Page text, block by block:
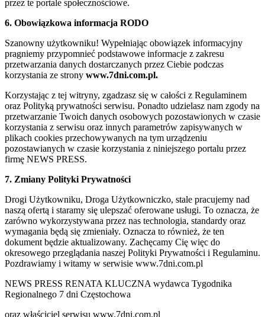
przez te portale społecznościowe.
6. Obowiązkowa informacja RODO
Szanowny użytkowniku! Wypełniając obowiązek informacyjny
pragniemy przypomnieć podstawowe informacje z zakresu
przetwarzania danych dostarczanych przez Ciebie podczas
korzystania ze strony www.7dni.com.pl.
Korzystając z tej witryny, zgadzasz się w całości z Regulaminem
oraz Polityką prywatności serwisu. Ponadto udzielasz nam zgody na
przetwarzanie Twoich danych osobowych pozostawionych w czasie
korzystania z serwisu oraz innych parametrów zapisywanych w
plikach cookies przechowywanych na tym urządzeniu
pozostawianych w czasie korzystania z niniejszego portalu przez
firmę NEWS PRESS.
7. Zmiany Polityki Prywatności
Drogi Użytkowniku, Droga Użytkowniczko, stale pracujemy nad
naszą ofertą i staramy się ulepszać oferowane usługi. To oznacza, że
zarówno wykorzystywana przez nas technologia, standardy oraz
wymagania będą się zmieniały. Oznacza to również, że ten
dokument będzie aktualizowany. Zachęcamy Cię więc do
okresowego przeglądania naszej Polityki Prywatności i Regulaminu.
Pozdrawiamy i witamy w serwisie www.7dni.com.pl
NEWS PRESS RENATA KLUCZNA wydawca Tygodnika
Regionalnego 7 dni Częstochowa
oraz właściciel serwisu www.7dni.com.pl